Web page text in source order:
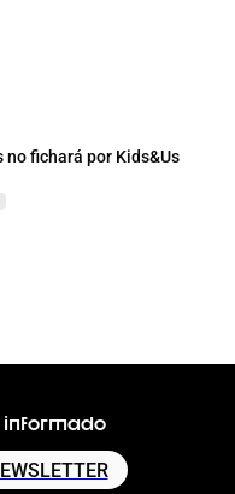
no fichará por Kids&Us
informado